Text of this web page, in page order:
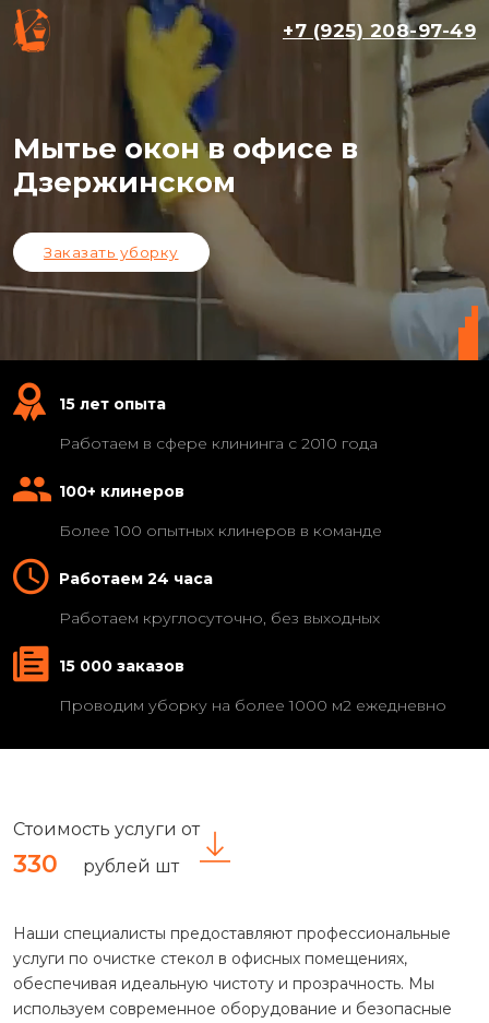
+7 (925) 208-97-49
Мытье окон в офисе в
Дзержинском
Заказать уборку
15 лет опыта
Работаем в сфере клининга с 2010 года
100+ клинеров
Более 100 опытных клинеров в команде
Работаем 24 часа
Работаем круглосуточно, без выходных
15 000 заказов
Проводим уборку на более 1000 м2 ежедневно
Стоимость услуги от
330 рублей шт
Наши специалисты предоставляют профессиональные
услуги по очистке стекол в офисных помещениях,
обеспечивая идеальную чистоту и прозрачность. Мы
используем современное оборудование и безопасные